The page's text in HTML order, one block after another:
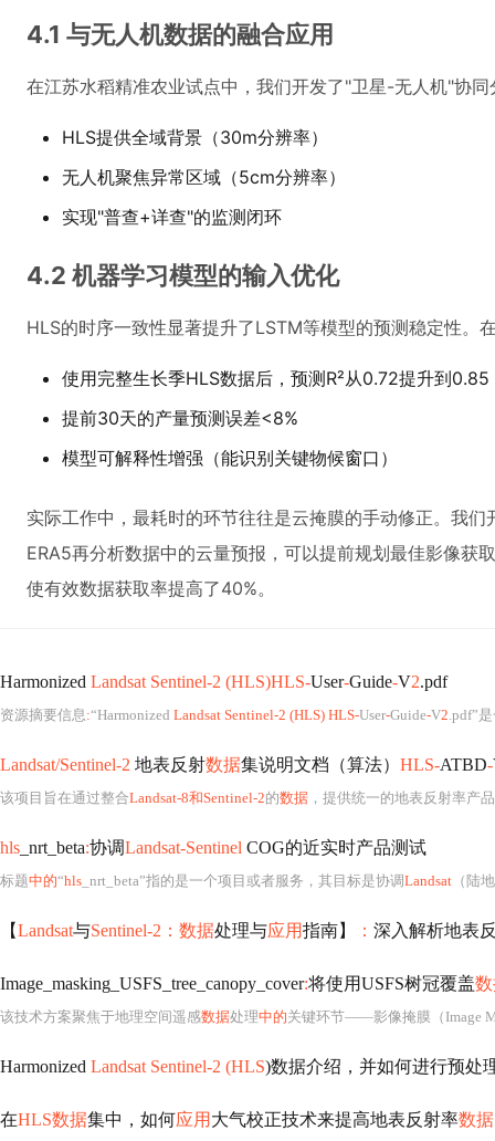
4.1 与无人机数据的融合应用
在江苏水稻精准农业试点中，我们开发了"卫星-无人机"协同
HLS提供全域背景（30m分辨率）
无人机聚焦异常区域（5cm分辨率）
实现"普查+详查"的监测闭环
4.2 机器学习模型的输入优化
HLS的时序一致性显著提升了LSTM等模型的预测稳定性。
使用完整生长季HLS数据后，预测R²从0.72提升到0.85
提前30天的产量预测误差<8%
模型可解释性增强（能识别关键物候窗口）
实际工作中，最耗时的环节往往是云掩膜的手动修正。我
ERA5再分析数据中的云量预报，可以提前规划最佳影像获
使有效数据获取率提高了40%。
Harmonized Landsat Sentinel-2 (HLS)HLS-User-Guide-V2.pdf
资源摘要信息:“Harmonized Landsat Sentinel-2 (HLS) HLS-User-Guide-V2.pdf”是一份
Landsat/Sentinel-2 地表反射数据集说明文档（算法） HLS-ATBD-
该项目旨在通过整合Landsat-8和Sentinel-2的数据 ，提供统一的地表反射率产
hls _nrt_beta:协调Landsat-Sentinel COG的近实时产品测试
标题中的“hls _nrt_beta”指的是一个项目或者服务，其目标是协调Landsat （陆
【Landsat与Sentinel-2：数据处理与应用指南】 ： 深入解析地表
Image_masking_USFS_tree_canopy_cover:将使用USFS树冠覆盖
该技术方案聚焦于地理空间遥感数据处理中的关键环节——影像掩膜（Image Masking），其核心目标是利用美国
Harmonized Landsat Sentinel-2 (HLS)数据介绍，并如何进行预处
在HLS数据集中，如何应用 大气校正技术来提高地表反射率数据